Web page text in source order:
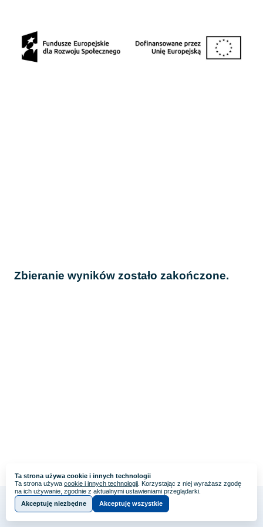
Ta strona używa cookie i innych technologii
Ta strona używa cookie i innych technologii . Korzystając z niej wyrażasz zgodę
na ich używanie, zgodnie z aktualnymi ustawieniami przeglądarki.
Akceptuję niezbędne
Akceptuję wszystkie
Zbieranie wyników zostało zakończone.
Stworzone naWebankieta